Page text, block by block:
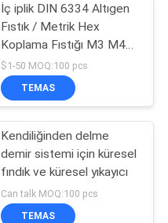
İç iplik DIN 6334 Altıgen
Fıstık / Metrik Hex
Koplama Fıstığı M3 M4
M5 M6 M8
$1-50 MOQ:100 pcs
TEMAS
Kendiliğinden delme
demir sistemi için küresel
fındık ve küresel yıkayıcı
Can talk MOQ:100 pcs
TEMAS